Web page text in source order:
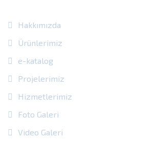
Hakkımızda
Ürünlerimiz
e-katalog
Projelerimiz
Hizmetlerimiz
Foto Galeri
Video Galeri